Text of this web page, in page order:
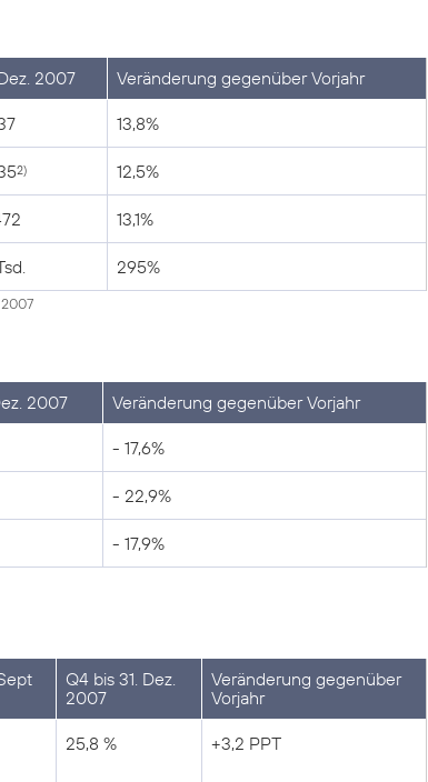
2007 Veränderung gegenüber Vorjahr
13,8%
2) 12,5%
13,1%
295%
2007 Veränderung gegenüber Vorjahr
- 17,6%
- 22,9%
- 17,9%
Q4 bis 31. Dez.
2007
Veränderung gegenüber
Vorjahr
25,8 % +3,2 PPT